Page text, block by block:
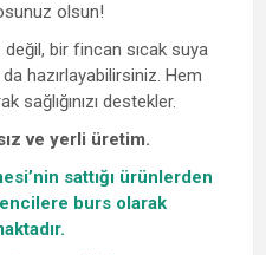
olsun!
bir fincan sıcak suya
hazırlayabilirsiniz. Hem
sağlığınızı destekler.
ve yerli üretim.
sattığı ürünlerden
burs olarak